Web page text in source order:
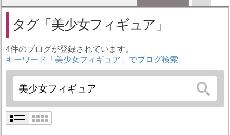
タグ 美少女フィギュア
4件のブログが登録されています。
キーワード「美少女フィギュア」でブログ検索